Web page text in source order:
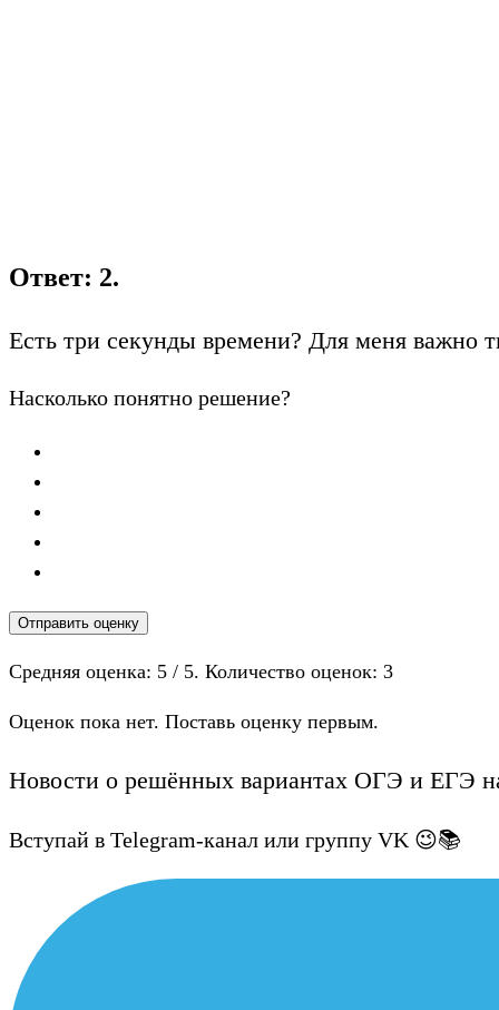
Ответ: 2.
Есть три секунды времени? Для меня важно
Насколько понятно решение?
Отправить оценку
Средняя оценка: 5 / 5. Количество оценок: 3
Оценок пока нет. Поставь оценку первым.
Новости о решённых вариантах ОГЭ и ЕГЭ
Вступай в Telegram-канал или группу VK 😉📚